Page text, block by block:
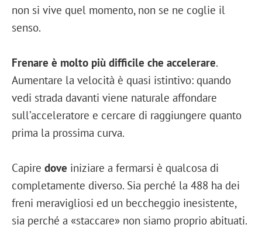
non si vive quel momento, non se ne coglie il
senso.
Frenare è molto più difficile che accelerare.
Aumentare la velocità è quasi istintivo: quando
vedi strada davanti viene naturale affondare
sull’acceleratore e cercare di raggiungere quanto
prima la prossima curva.
Capire dove iniziare a fermarsi è qualcosa di
completamente diverso. Sia perché la 488 ha dei
freni meravigliosi ed un beccheggio inesistente,
sia perché a «staccare» non siamo proprio abituati.